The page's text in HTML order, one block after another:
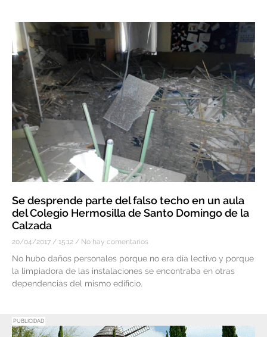
Se desprende parte del falso techo en un aula
del Colegio Hermosilla de Santo Domingo de la
Calzada
20/04/2017 15:12 No hay comentarios
No hubo daños personales porque no era día lectivo y porque
la limpiadora de las instalaciones se encontraba en otras
dependencias del mismo edificio.
PUBLICIDAD